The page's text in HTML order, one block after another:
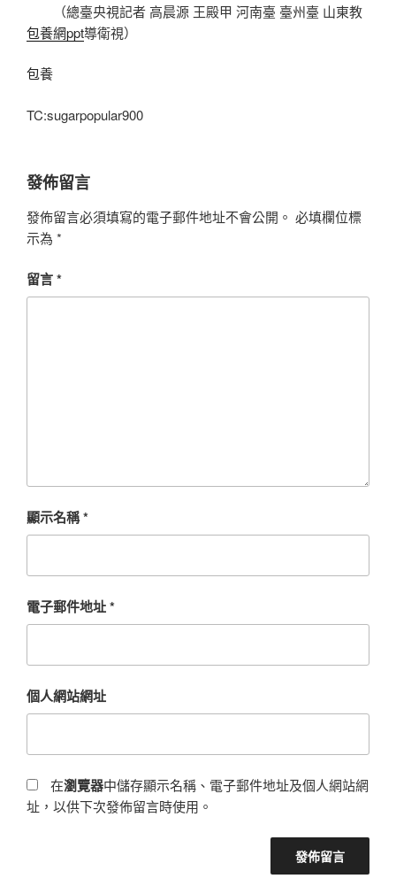
（總臺央視記者 高晨源 王殿甲 河南臺 臺州臺 山東教
包養網ppt導衛視）
包養
TC:sugarpopular900
發佈留言
發佈留言必須填寫的電子郵件地址不會公開。 必填欄位標
示為 *
留言*
顯示名稱*
電子郵件地址*
個人網站網址
在瀏覽器中儲存顯示名稱、電子郵件地址及個人網站網
址，以供下次發佈留言時使用。